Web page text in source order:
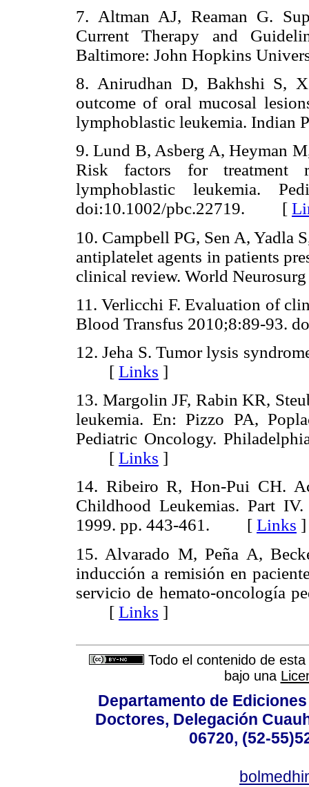
7. Altman AJ, Reaman G.
Current Therapy and
Baltimore: John Hopkins
8. Anirudhan D, Bakhshi S,
outcome of oral mucosal
lymphoblastic leukemia.
9. Lund B, Asberg A, Heyman
Risk factors for treatment
lymphoblastic leukemia.
doi:10.1002/pbc.22719. [
10. Campbell PG, Sen A, Yadla
antiplatelet agents in patients
clinical review. World
11. Verlicchi F. Evaluation of
Blood Transfus 2010;8:89-
12. Jeha S. Tumor lysis
[ Links ]
13. Margolin JF, Rabin KR,
leukemia. En: Pizzo PA,
Pediatric Oncology.
[ Links ]
14. Ribeiro R, Hon-Pui CH.
Childhood Leukemias. Part
1999. pp. 443-461. [ Links ]
15. Alvarado M, Peña A,
inducción a remisión en
servicio de hemato-oncología
[ Links ]
Todo el contenido de
bajo una
Departamento de
Doctores, Delegación
06720, (52-